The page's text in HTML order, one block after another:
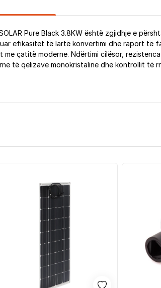
Pure Black 3.8KW është zgjidhje e
efikasitet të lartë konvertimi dhe raport të
çatitë moderne. Ndërtimi cilësor,
të qelizave monokristaline dhe kontrollit